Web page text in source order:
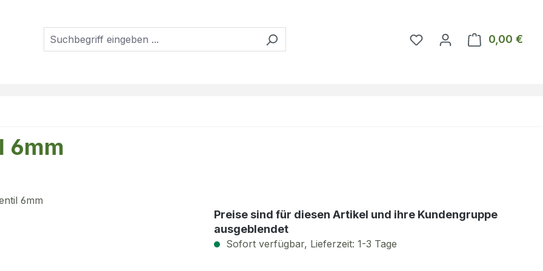
Du hast 0 Produkte auf
0,00 €
6mm
Preise sind für diesen Artikel und ihre Kundengruppe
ausgeblendet
Sofort verfügbar, Lieferzeit: 1-3 Tage